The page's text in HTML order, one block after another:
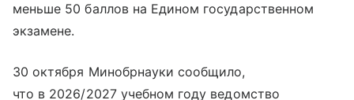
меньше 50 баллов на Едином государственном
экзамене.
30 октября Минобрнауки сообщило,
что в 2026/2027 учебном году ведомство